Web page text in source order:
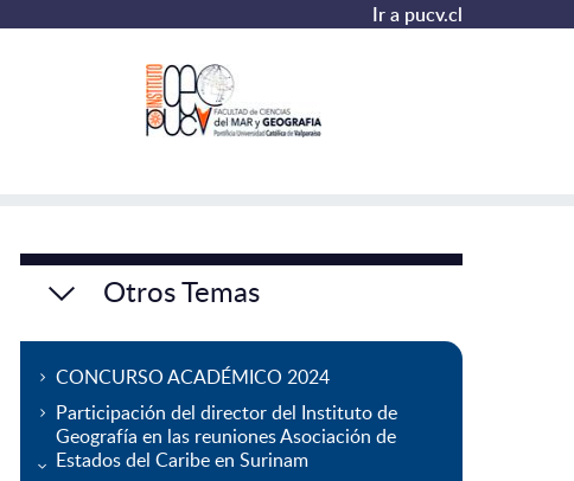
Ir a pucv.cl
Otros Temas
CONCURSO ACADÉMICO 2024
Participación del director del Instituto de
Geografía en las reuniones Asociación de
Estados del Caribe en Surinam